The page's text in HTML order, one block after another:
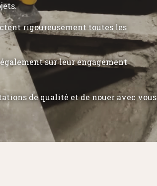
rigoureusement toutes les
sur leur engagement
de qualité et de nouer avec vous